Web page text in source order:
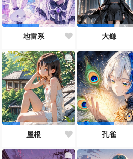
地雷系 大鎌
屋根 孔雀